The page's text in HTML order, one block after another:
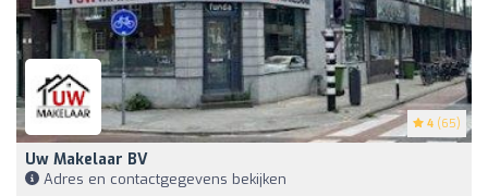
4 (65)
Uw Makelaar BV
Adres en contactgegevens bekijken